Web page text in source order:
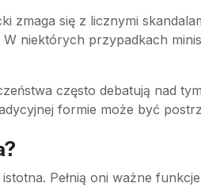
zmaga się z licznymi
niektórych przypadkach
często debatują nad
formie może być
Pełnią oni ważne